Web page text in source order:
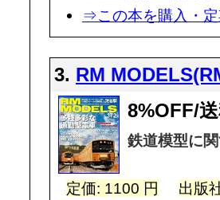
⇒この本を購入・
3. RM
8%OFF/
鉄道模型に
定価: 1100 円
出版